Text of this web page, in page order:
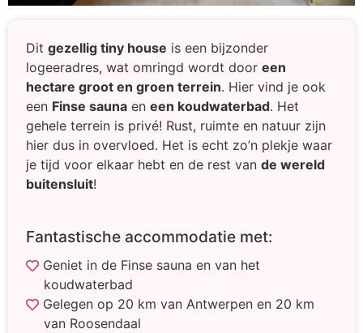
Dit gezellig tiny house is een bijzonder
logeeradres, wat omringd wordt door een
hectare groot en groen terrein. Hier vind je ook
een Finse sauna en een koudwaterbad. Het
gehele terrein is privé! Rust, ruimte en natuur zijn
hier dus in overvloed. Het is echt zo’n plekje waar
je tijd voor elkaar hebt en de rest van de wereld
buitensluit!
Fantastische accommodatie met:
Geniet in de Finse sauna en van het
koudwaterbad
Gelegen op 20 km van Antwerpen en 20 km
van Roosendaal